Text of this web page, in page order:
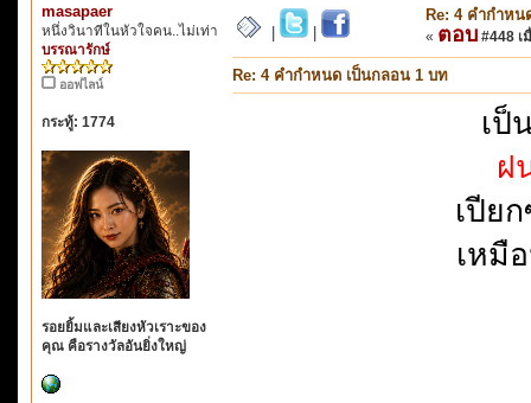
masapaer
หนึ่งวินาทีในหัวใจคน..ไม่เท่า
บรรณารักษ์
ออฟไลน์
กระทู้: 1774
รอยยิ้มและเสียงหัวเราะของ
คุณ คือรางวัลอันยิ่งใหญ่
Re: 4 คำกำห
« ตอบ #448 เ
Re: 4 คำกำหนด เป็นกลอน 1 บท
เป็
ฝ
เปีย
เหมื